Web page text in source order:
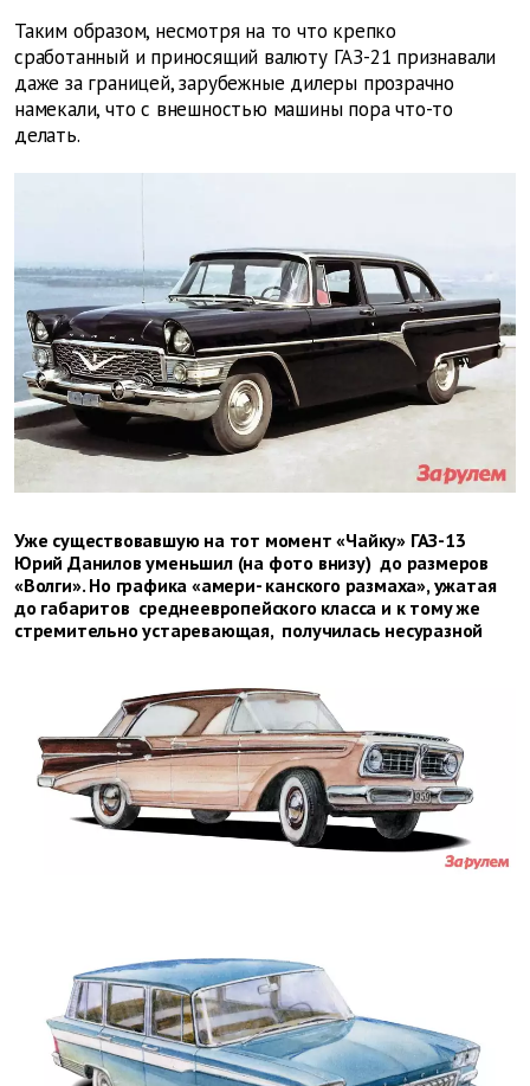
Таким образом, несмотря на то что крепко
сработанный и приносящий валюту ГАЗ-21 признавали
даже за границей, зарубежные дилеры прозрачно
намекали, что с внешностью машины пора что-то
делать.
Уже существовавшую на тот момент «Чайку» ГАЗ-13
Юрий Данилов уменьшил (на фото внизу) до размеров
«Волги». Но графика «амери- канского размаха», ужатая
до габаритов среднеевропейского класса и к тому же
стремительно устаревающая, получилась несуразной